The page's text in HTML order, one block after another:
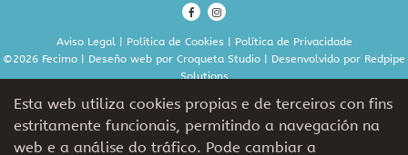
Aviso Legal| Política de Cookies
Política de Privacidade
©2026 Fecimo | Deseño web por Croqueta Studio | Desenvolvido por Redpipe
Solutions
Cofinancia:
Esta web utiliza cookies propias e de terceiros con fins
estritamente funcionais, permitindo a navegación na
web e a análise do tráfico. Pode cambiar a